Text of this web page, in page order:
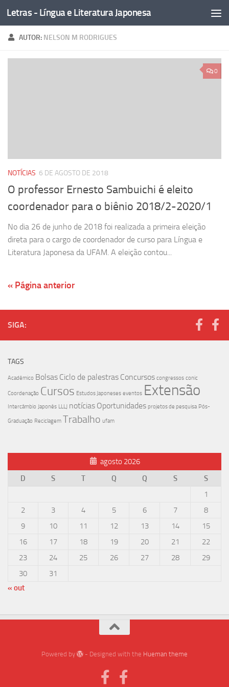
Skip to content
Letras - Língua e Literatura Japonesa
AUTOR: NELSON M RODRIGUES
0
NOTÍCIAS 6 DE AGOSTO DE 2018
O professor Ernesto Sambuichi é eleito
coordenador para o biênio 2018/2-2020/1
No dia 26 de junho de 2018 foi realizada a primeira eleição
direta para o cargo de coordenador de curso para Língua e
Literatura Japonesa da UFAM. A eleição contou...
« Página anterior
SIGA:
TAGS
Acadêmico Bolsas Ciclo de palestras Concursos congressos conic
Coordenação Cursos Estudos Japoneses eventos Extensão
Intercâmbio Japonês LLLJ notícias Oportunidades projetos de pesquisa Pós-
Graduação Reciclagem Trabalho ufam
agosto 2026
D
S T Q Q S
S
1
2
3 4 5 6 7
8
9
10 11 12 13 14
15
16
17 18 19 20 21
22
23
24 25 26 27 28
29
30
31
« out
Powered by - Designed with the Hueman theme